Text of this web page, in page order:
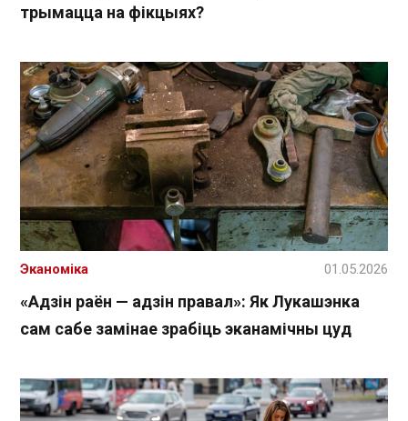
трымацца на фікцыях?
«Адзін раён — адзін правал»: Як Лукашэнка
сам сабе замінае зрабіць эканамічны цуд
Эканоміка 01.05.2026